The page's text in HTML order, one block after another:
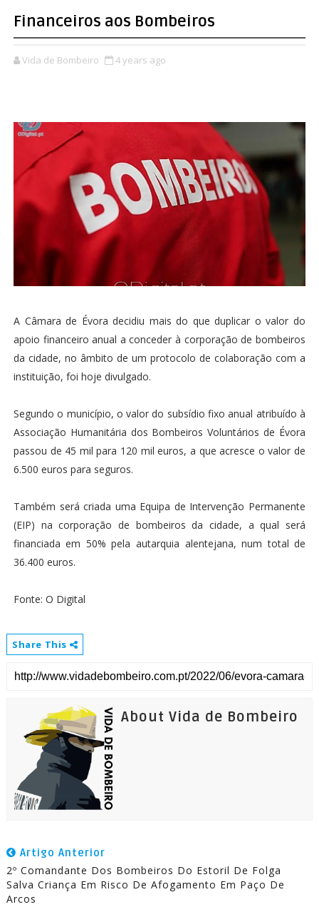
Financeiros aos Bombeiros
Vida de Bombeiro 4 years ago
A Câmara de Évora decidiu mais do que duplicar o valor do
apoio financeiro anual a conceder à corporação de bombeiros
da cidade, no âmbito de um protocolo de colaboração com a
instituição, foi hoje divulgado.
Segundo o município, o valor do subsídio fixo anual atribuído à
Associação Humanitária dos Bombeiros Voluntários de Évora
passou de 45 mil para 120 mil euros, a que acresce o valor de
6.500 euros para seguros.
Também será criada uma Equipa de Intervenção Permanente
(EIP) na corporação de bombeiros da cidade, a qual será
financiada em 50% pela autarquia alentejana, num total de
36.400 euros.
Fonte: O Digital
Share This
About Vida de Bombeiro
Artigo Anterior
2º Comandante Dos Bombeiros Do Estoril De Folga
Salva Criança Em Risco De Afogamento Em Paço De
Arcos